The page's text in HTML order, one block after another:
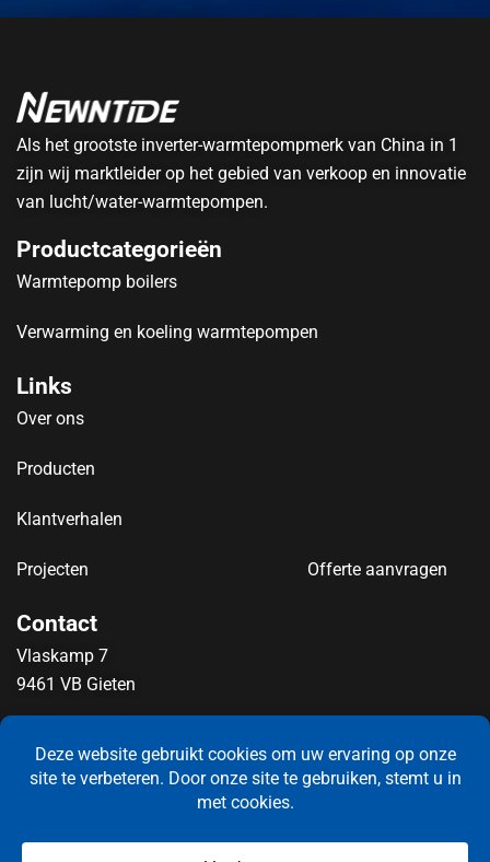
Als het grootste inverter-warmtepompmerk van China in 1
zijn wij marktleider op het gebied van verkoop en innovatie
van lucht/water-warmtepompen.
Productcategorieën
Warmtepomp boilers
Verwarming en koeling warmtepompen
Links
Over ons
Producten
Klantverhalen
Projecten Offerte aanvragen
Contact
Vlaskamp 7
9461 VB Gieten
0592 – 21 71 21
KvK: 72640413